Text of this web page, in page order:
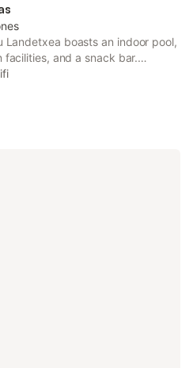
Landetxea boasts an indoor pool,
and a snack bar.
house is 1.7 km from Urkulu